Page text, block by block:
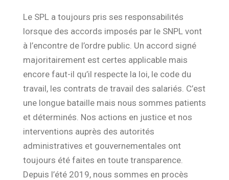
Le SPL a toujours pris ses responsabilités
lorsque des accords imposés par le SNPL vont
à l’encontre de l’ordre public. Un accord signé
majoritairement est certes applicable mais
encore faut-il qu’il respecte la loi, le code du
travail, les contrats de travail des salariés. C’est
une longue bataille mais nous sommes patients
et déterminés. Nos actions en justice et nos
interventions auprès des autorités
administratives et gouvernementales ont
toujours été faites en toute transparence.
Depuis l’été 2019, nous sommes en procès